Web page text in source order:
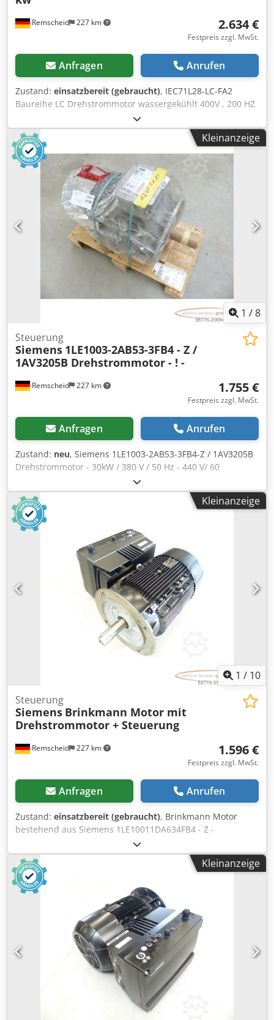
Remscheid 227 km 2.634 €
Festpreis zzgl. MwSt.
Anfragen Anrufen
Zustand: einsatzbereit (gebraucht), IEC71L28-LC-FA2
Baureihe LC Drehstrommotor wassergekühlt 400V , 200 HZ
, 12 kw , IP65 , B5 - Flanschausführung,
Zentrierdurchmesser 110 mm, 4 x Bohrung Ø 9 auf
Lochkreis 130 mm, Welle glatt 28 x 6 x 60 mm,
Nenndrehzahl: 12000 U/min, Max. Drehzahl: 16000 U/min,
Dynamisch gewuchtet, Kühlmittelanschluss M14 x 1,5 ,
Hersteller unbekannt,gebraucht, normale
Gebrauchsspuren, 100% funktionsfähig, Lieferumfang
gem. Fotos Chedpfx Agsi D Id Ro Esa
Kleinanzeige
1 /8
Remscheid 227 km
Steuerung
Siemens 1LE1003-2AB53-3FB4 - Z /
1AV3205B Drehstrommotor - ! -
1.755 €
Festpreis zzgl. MwSt.
Anfragen Anrufen
Zustand: neu, Siemens 1LE1003-2AB53-3FB4-Z / 1AV3205B
Drehstrommotor - 30kW / 380 V / 50 Hz - 440 V/ 60
Hz,ungebraucht, 100% funktionsfähig, Lieferumfang gem.
Fotos ACHTUNG: Kosten für Verpackung und Versand bitte
separat anfragen! ATTENTION: Please enquire for charges
for packing and transport separately!,Z siehe Typenschild
Cedpfsx Dvr Iex Ag Eeha
Kleinanzeige
1 / 10
Remscheid 227 km
Steuerung
Siemens Brinkmann Motor mit
Drehstrommotor + Steuerung
1.596 €
Festpreis zzgl. MwSt.
Anfragen Anrufen
Zustand: einsatzbereit (gebraucht), Brinkmann Motor
bestehend aus Siemens 1LE10011DA634FB4 - Z -
Drehstrommotor SN: UD 1311/1580810-001-001,Z siehe
Typenschild + Brinkmann Pumps 6UMFR0AA-D05105
Steuerung SN: 90549LJP00002,gebraucht, guter
Erhaltungszustand, 100% funktionsfähig, Lieferumfang
gem. Fotos ACHTUNG: Kosten für Verpackung und Versand
bitte separat anfragen! ATTENTION: Please enquire for
charges for packing and transport separately! Codpfjldln
Kleinanzeige